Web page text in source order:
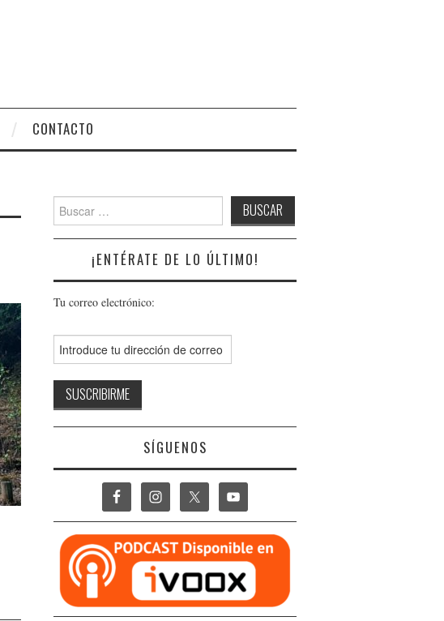
CONTACTO
Buscar:
¡ENTÉRATE DE LO ÚLTIMO!
Tu correo electrónico:
SÍGUENOS